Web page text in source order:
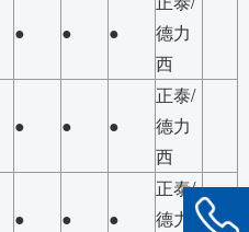
● ● ●
德力
西
● ● ●
正泰/
德力
西
● ● ●
正泰/
德力